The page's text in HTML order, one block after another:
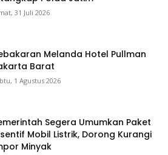
31 Juli 2026
Melanda Hotel Pullman
Barat
1 Agustus 2026
Segera Umumkan Paket
Mobil Listrik, Dorong Kurangi
Minyak